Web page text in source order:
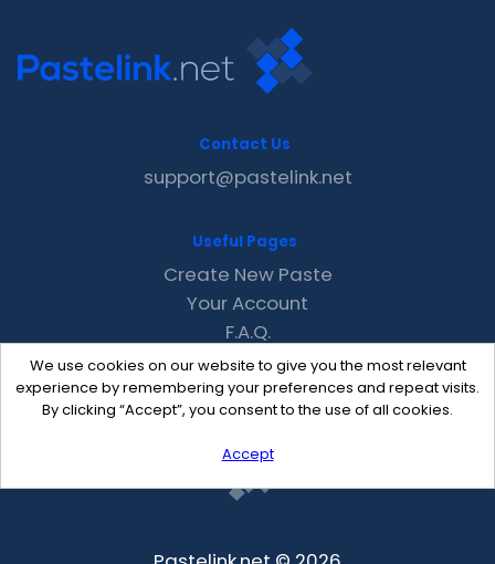
We use cookies on our website to give you the most relevant
experience by remembering your preferences and repeat visits.
By clicking “Accept”, you consent to the use of all cookies.
Accept
Contact Us
support@pastelink.net
Useful Pages
Create New Paste
Your Account
F.A.Q.
Recent
Contact